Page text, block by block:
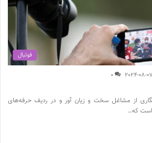
فوتبال
2024-08-07
0
از مشاغل سخت و زیان آور و در ردیف حرفه‌های
که…